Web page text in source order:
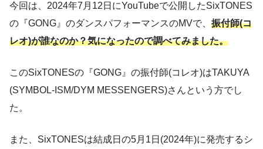
今回は、2024年7月12日にYouTubeで公開したSixTONES
の『GONG』のダンスパフォーマンスのMVで、 振付師(コ
レオ)が誰なのか？気になったので調べてみました。
このSixTONESの『GONG』の振付師(コレオ)はTAKUYA
(SYMBOL-ISM/DYM MESSENGERS)さんという方でし
た。
また、SixTONESは結成日の5月1日(2024年)に発売するシ